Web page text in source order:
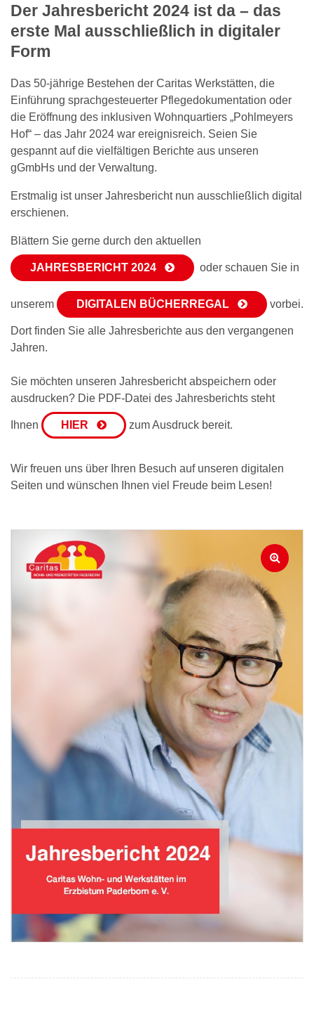
Der Jahresbericht 2024 ist da – das
erste Mal ausschließlich in digitaler
Form
Das 50-jährige Bestehen der Caritas Werkstätten, die
Einführung sprachgesteuerter Pflegedokumentation oder
die Eröffnung des inklusiven Wohnquartiers „Pohlmeyers
Hof“ – das Jahr 2024 war ereignisreich. Seien Sie
gespannt auf die vielfältigen Berichte aus unseren
gGmbHs und der Verwaltung.
Erstmalig ist unser Jahresbericht nun ausschließlich digital
erschienen.
Blättern Sie gerne durch den aktuellen
JAHRESBERICHT 2024 oder schauen Sie in
unserem DIGITALEN BÜCHERREGAL vorbei.
Dort finden Sie alle Jahresberichte aus den vergangenen
Jahren.
Sie möchten unseren Jahresbericht abspeichern oder
ausdrucken? Die PDF-Datei des Jahresberichts steht
Ihnen HIER zum Ausdruck bereit.
Wir freuen uns über Ihren Besuch auf unseren digitalen
Seiten und wünschen Ihnen viel Freude beim Lesen!